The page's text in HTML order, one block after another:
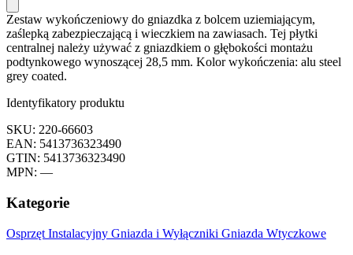
Zestaw wykończeniowy do gniazdka z bolcem uziemiającym,
zaślepką zabezpieczającą i wieczkiem na zawiasach. Tej płytki
centralnej należy używać z gniazdkiem o głębokości montażu
podtynkowego wynoszącej 28,5 mm. Kolor wykończenia: alu steel
grey coated.
Identyfikatory produktu
SKU: 220-66603
EAN: 5413736323490
GTIN: 5413736323490
MPN: —
Kategorie
Osprzęt Instalacyjny Gniazda i Wyłączniki Gniazda Wtyczkowe